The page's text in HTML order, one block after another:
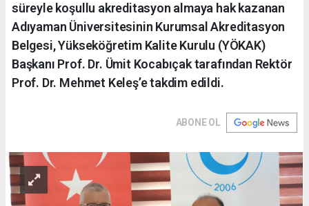
süreyle koşullu akreditasyon almaya hak kazanan
Adıyaman Üniversitesinin Kurumsal Akreditasyon
Belgesi, Yükseköğretim Kalite Kurulu (YÖKAK)
Başkanı Prof. Dr. Ümit Kocabıçak tarafından Rektör
Prof. Dr. Mehmet Keleş’e takdim edildi.
ABONE OL